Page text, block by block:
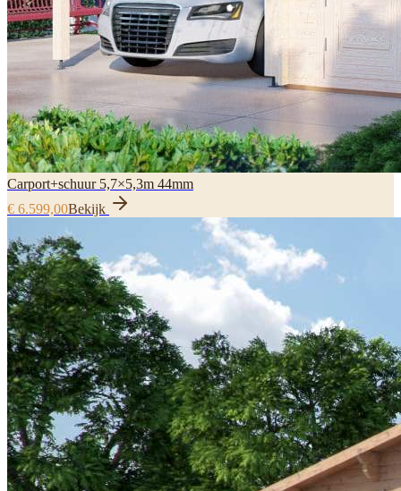
Carport+schuur 5,7×5,3m 44mm
€ 6.599,00Bekijk